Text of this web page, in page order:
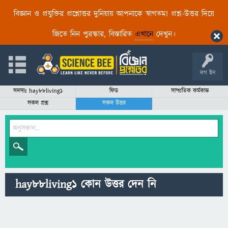
বিজ্ঞান ও প্রযুক্তির প্রশ্নোত্তর দুনিয়ায় আপনাকে স্বাগতম! প্রশ্ন-উত্তর দিয়ে
জিতে নিন পুরস্কার, বিস্তারিত এখানেদেখুন।
লগ ইন
সদস্যঃ hay88living1 ফিড
সাম্প্রতিক কর্মকান্ড
সকল প্রশ্ন
সকল উত্তর
hay88living1 কোন উত্তর দেন নি